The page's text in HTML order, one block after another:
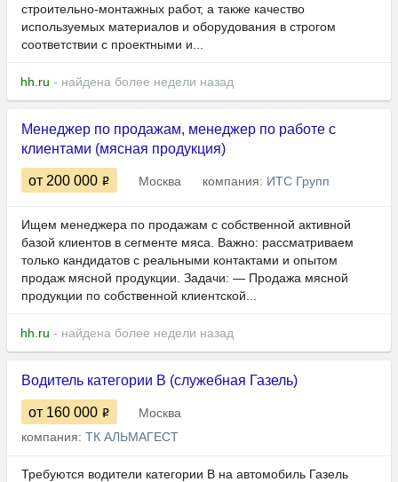
строительно-монтажных работ, а также качество
используемых материалов и оборудования в строгом
соответствии с проектными и...
hh.ru - найдена более недели назад
Менеджер по продажам, менеджер по работе с
клиентами (мясная продукция)
от 200 000 Москва компания: ИТС Групп
Ищем менеджера по продажам с собственной активной
базой клиентов в сегменте мяса. Важно: рассматриваем
только кандидатов с реальными контактами и опытом
продаж мясной продукции. Задачи: — Продажа мясной
продукции по собственной клиентской...
hh.ru - найдена более недели назад
Водитель категории В (служебная Газель)
от 160 000
Москва
компания: ТК АЛЬМАГЕСТ
Требуются водители категории В на автомобиль Газель